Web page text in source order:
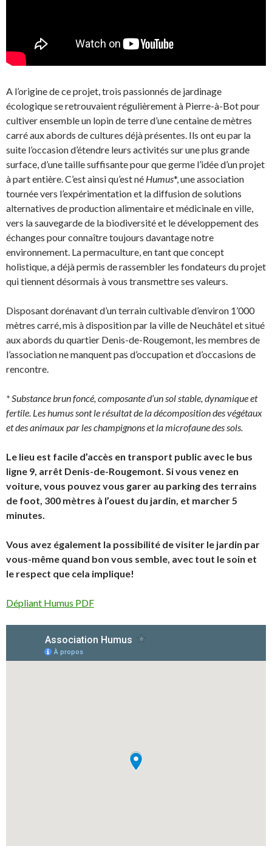
A l’origine de ce projet, trois passionnés de jardinage
écologique se retrouvaient régulièrement à Pierre-à-Bot pour
cultiver ensemble un lopin de terre d’une centaine de mètres
carré aux abords de cultures déjà présentes. Ils ont eu par la
suite l’occasion d’étendre leurs activités sur une plus grande
surface, d’une taille suffisante pour que germe l’idée d’un projet
à part entière. C’est ainsi qu’est né Humus*, une association
tournée vers l’expérimentation et la diffusion de solutions
alternatives de production alimentaire et médicinale en ville,
vers la sauvegarde de la biodiversité et le développement des
échanges pour connaître toujours davantage notre
environnement. La permaculture, en tant que concept
holistique, a déjà permis de rassembler les fondateurs du projet
qui tiennent désormais à vous transmettre ses valeurs.
Disposant dorénavant d’un terrain cultivable d’environ 1’000
mètres carré, mis à disposition par la ville de Neuchâtel et situé
aux abords du quartier Denis-de-Rougemont, les membres de
l’association ne manquent pas d’occupation et d’occasions de
rencontre.
* Substance brun foncé, composante d’un sol stable, dynamique et
fertile. Les humus sont le résultat de la décomposition des végétaux
et des animaux par les champignons et la microfaune des sols.
Le lieu est facile d’accès en transport public avec le bus
ligne 9, arrêt Denis-de-Rougemont. Si vous venez en
voiture, vous pouvez vous garer au parking des terrains
de foot, 300 mètres à l’ouest du jardin, et marcher 5
minutes.
Vous avez également la possibilité de visiter le jardin par
vous-même quand bon vous semble, avec tout le soin et
le respect que cela implique!
Dépliant Humus PDF